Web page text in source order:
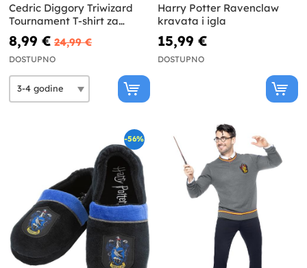
Cedric Diggory Triwizard
Tournament T-shirt za
dječake Harry Potter
8,99 € 24,99 €
DOSTUPNO
Harry Potter Ravenclaw
kravata i igla
15,99 €
DOSTUPNO
-56%